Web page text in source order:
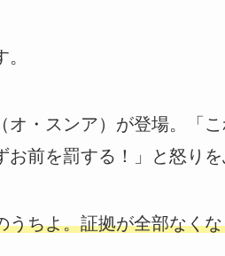
オ・スンア）が登場。「
前を罰する！」と怒り
うちよ。証拠が全部なく